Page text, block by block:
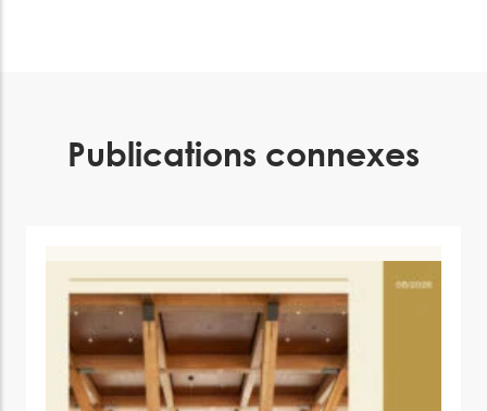
Publications connexes